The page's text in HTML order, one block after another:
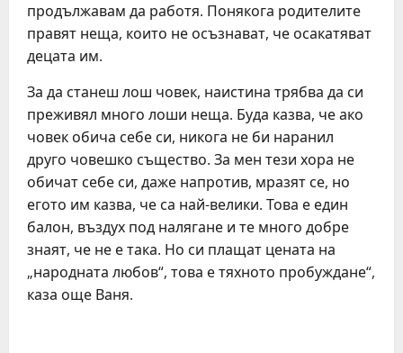
продължавам да работя. Понякога родителите
правят неща, които не осъзнават, че осакатяват
децата им.
За да станеш лош човек, наистина трябва да си
преживял много лоши неща. Буда казва, че ако
човек обича себе си, никога не би наранил
друго човешко същество. За мен тези хора не
обичат себе си, даже напротив, мразят се, но
егото им казва, че са най-велики. Това е един
балон, въздух под налягане и те много добре
знаят, че не е така. Но си плащат цената на
„народната любов“, това е тяхното пробуждане“,
каза още Ваня.